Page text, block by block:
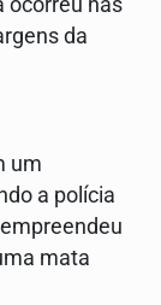
ocorreu nas
da
um
a polícia
mata